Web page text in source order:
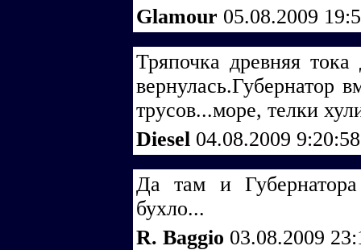
Glamour 05.08.2009
Тряпочка древняя
вернулась.Губернатор
трусов...море, телки
Diesel 04.08.2009
Да там и
бухло...
R. Baggio 03.08.2009